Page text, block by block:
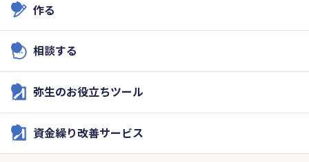
作る
相談する
弥生のお役立ちツール
資金繰り改善サービス